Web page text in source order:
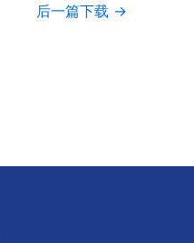
后一篇下载 →